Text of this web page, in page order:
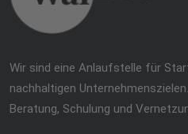
Wir sind eine Anlaufstelle für
nachhaltigen
Beratung, Schulung und